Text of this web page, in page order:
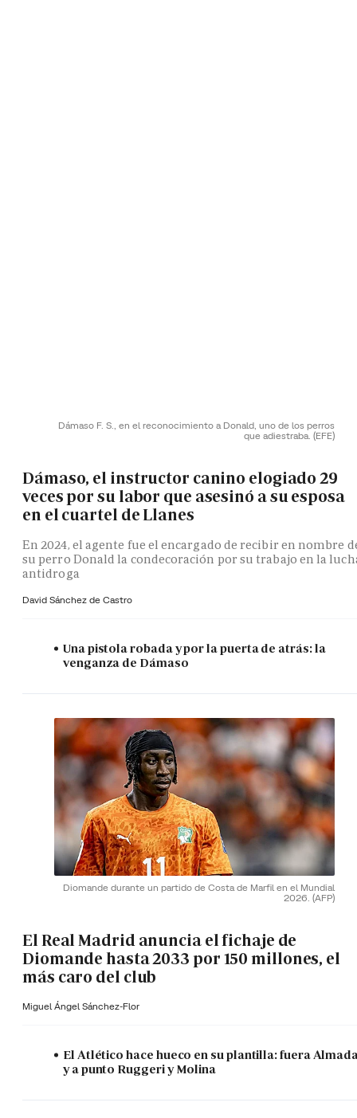
Dámaso F. S., en el reconocimiento a Donald, uno de los perros
que adiestraba. (EFE)
Dámaso, el instructor canino elogiado 29
veces por su labor que asesinó a su esposa
en el cuartel de Llanes
En 2024, el agente fue el encargado de recibir en nombre
su perro Donald la condecoración por su trabajo en la
antidroga
David Sánchez de Castro
Una pistola robada y por la puerta de atrás: la
venganza de Dámaso
Diomande durante un partido de Costa de Marfil en el Mundial
2026. (AFP)
El Real Madrid anuncia el fichaje de
Diomande hasta 2033 por 150 millones, el
más caro del club
Miguel Ángel Sánchez-Flor
El Atlético hace hueco en su plantilla: fuera
y a punto Ruggeri y Molina